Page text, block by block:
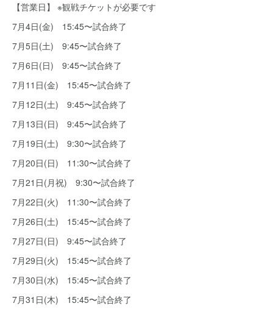
【営業日】 ※観戦チケットが必要です
7月4日(金) 15:45〜試合終了
7月5日(土) 9:45〜試合終了
7月6日(日) 9:45〜試合終了
7月11日(金) 15:45〜試合終了
7月12日(土) 9:45〜試合終了
7月13日(日) 9:45〜試合終了
7月19日(土) 9:30〜試合終了
7月20日(日) 11:30〜試合終了
7月21日(月祝) 9:30〜試合終了
7月22日(火) 11:30〜試合終了
7月26日(土) 15:45〜試合終了
7月27日(日) 9:45〜試合終了
7月29日(火) 15:45〜試合終了
7月30日(水) 15:45〜試合終了
7月31日(木) 15:45〜試合終了